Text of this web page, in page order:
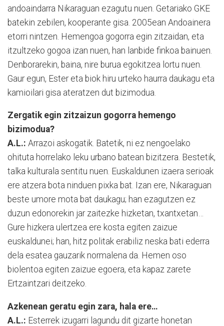
andoaindarra Nikaraguan ezagutu nuen. Getariako GKE
batekin zebilen, kooperante gisa. 2005ean Andoainera
etorri nintzen. Hemengoa gogorra egin zitzaidan, eta
itzultzeko gogoa izan nuen, han lanbide finkoa bainuen.
Denborarekin, baina, nire burua egokitzea lortu nuen.
Gaur egun, Ester eta biok hiru urteko haurra daukagu eta
kamioilari gisa ateratzen dut bizimodua.
Zergatik egin zitzaizun gogorra hemengo
bizimodua?
A.L.: Arrazoi askogatik. Batetik, ni ez nengoelako
ohituta horrelako leku urbano batean bizitzera. Bestetik,
talka kulturala sentitu nuen. Euskaldunen izaera serioak
ere atzera bota ninduen pixka bat. Izan ere, Nikaraguan
beste umore mota bat daukagu; han ezagutzen ez
duzun edonorekin jar zaitezke hizketan, txantxetan…
Gure hizkera ulertzea ere kosta egiten zaizue
euskaldunei; han, hitz politak erabiliz neska bati ederra
dela esatea gauzarik normalena da. Hemen oso
biolentoa egiten zaizue egoera, eta kapaz zarete
Ertzaintzari deitzeko.
Azkenean geratu egin zara, hala ere…
A.L.: Esterrek izugarri lagundu dit gizarte honetan